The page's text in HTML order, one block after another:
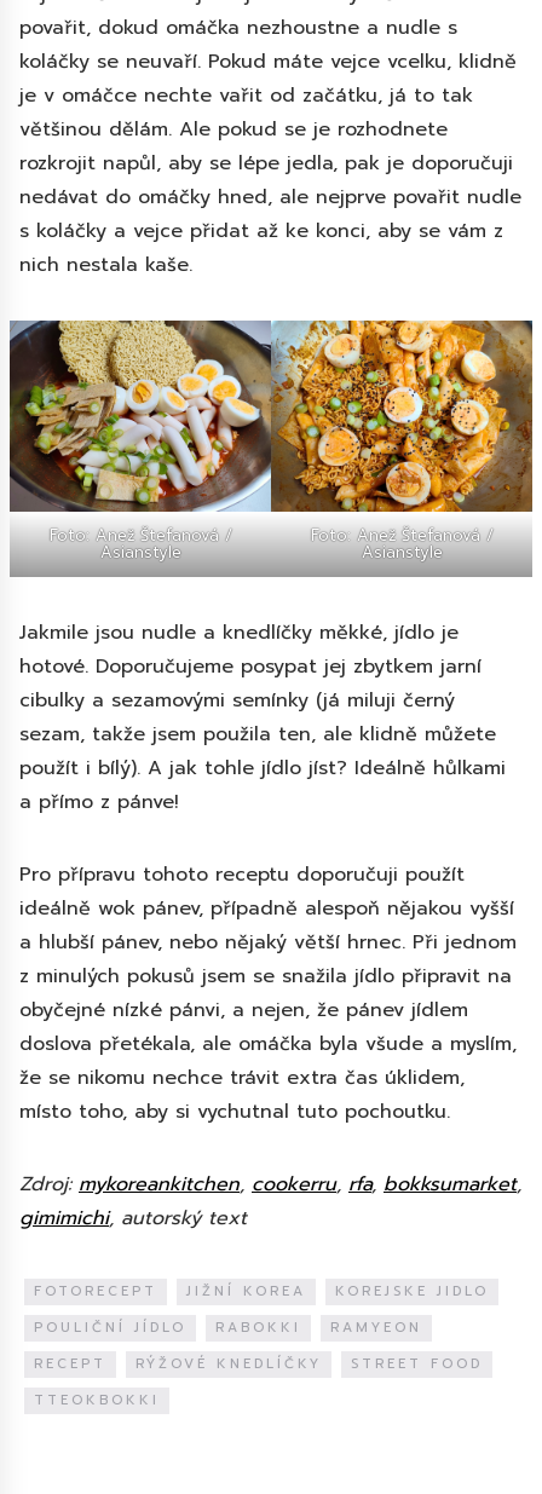
povařit, dokud omáčka nezhoustne a nudle s
koláčky se neuvaří. Pokud máte vejce vcelku, klidně
je v omáčce nechte vařit od začátku, já to tak
většinou dělám. Ale pokud se je rozhodnete
rozkrojit napůl, aby se lépe jedla, pak je doporučuji
nedávat do omáčky hned, ale nejprve povařit nudle
s koláčky a vejce přidat až ke konci, aby se vám z
nich nestala kaše.
Foto: Anež Štefanová /
Asianstyle
Foto: Anež Štefanová /
Asianstyle
Jakmile jsou nudle a knedlíčky měkké, jídlo je
hotové. Doporučujeme posypat jej zbytkem jarní
cibulky a sezamovými semínky (já miluji černý
sezam, takže jsem použila ten, ale klidně můžete
použít i bílý). A jak tohle jídlo jíst? Ideálně hůlkami
a přímo z pánve!
Pro přípravu tohoto receptu doporučuji použít
ideálně wok pánev, případně alespoň nějakou vyšší
a hlubší pánev, nebo nějaký větší hrnec. Při jednom
z minulých pokusů jsem se snažila jídlo připravit na
obyčejné nízké pánvi, a nejen, že pánev jídlem
doslova přetékala, ale omáčka byla všude a myslím,
že se nikomu nechce trávit extra čas úklidem,
místo toho, aby si vychutnal tuto pochoutku.
Zdroj: mykoreankitchen, cookerru, rfa, bokksumarket,
gimimichi, autorský text
FOTORECEPT JIŽNÍ KOREA
KOREJSKE JIDLO
POULIČNÍ JÍDLO
RABOKKI
RAMYEON
RECEPT
RÝŽOVÉ KNEDLÍČKY
STREET FOOD
TTEOKBOKKI